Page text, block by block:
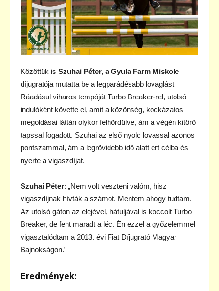
Közöttük is Szuhai Péter, a Gyula Farm Miskolc
díjugratója mutatta be a legparádésabb lovaglást.
Ráadásul viharos tempóját Turbo Breaker-rel, utolsó
indulóként követte el, amit a közönség, kockázatos
megoldásai láttán olykor felhördülve, ám a végén kitörő
tapssal fogadott. Szuhai az első nyolc lovassal azonos
pontszámmal, ám a legrövidebb idő alatt ért célba és
nyerte a vigaszdíjat.
Szuhai Péter: „Nem volt veszteni valóm, hisz
vigaszdíjnak hívták a számot. Mentem ahogy tudtam.
Az utolsó gáton az elejével, hátuljával is koccolt Turbo
Breaker, de fent maradt a léc. Én ezzel a győzelemmel
vigasztalódtam a 2013. évi Fiat Díjugrató Magyar
Bajnokságon.”
Eredmények: